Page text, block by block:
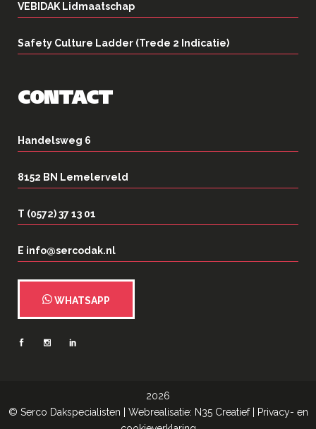
VEBIDAK Lidmaatschap
Safety Culture Ladder (Trede 2 Indicatie)
CONTACT
Handelsweg 6
8152 BN Lemelerveld
T (0572) 37 13 01
E info@sercodak.nl
WHATSAPP
2026
© Serco Dakspecialisten | Webrealisatie: N35 Creatief|
Privacy- en